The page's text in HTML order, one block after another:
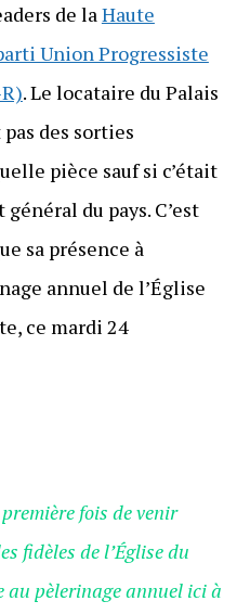
de laHaute
Union Progressiste
. Le locataire du Palais
des sorties
pièce sauf si c’était
du pays. C’est
sa présence à
annuel de l’Église
ce mardi 24
fois de venir
fidèles de l’Église du
au pèlerinage annuel ici à